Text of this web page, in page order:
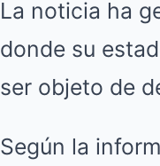
La noticia ha
donde su
ser objeto de
Según la